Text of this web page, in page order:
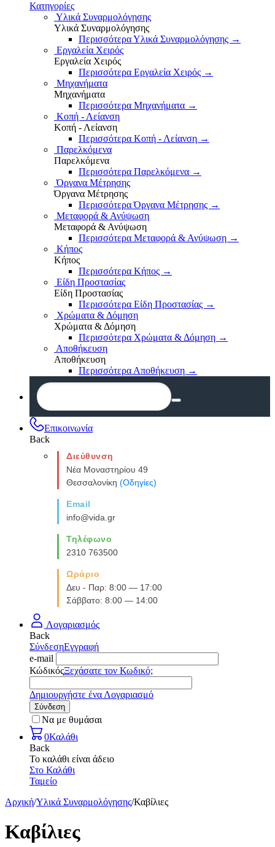
Κατηγορίες
Υλικά Συναρμολόγησης
Υλικά Συναρμολόγησης
Περισσότερα Υλικά Συναρμολόγησης →
Εργαλεία Χειρός
Εργαλεία Χειρός
Περισσότερα Εργαλεία Χειρός →
Μηχανήματα
Μηχανήματα
Περισσότερα Μηχανήματα →
Κοπή - Λείανση
Κοπή - Λείανση
Περισσότερα Κοπή - Λείανση →
Παρελκόμενα
Παρελκόμενα
Περισσότερα Παρελκόμενα →
Όργανα Μέτρησης
Όργανα Μέτρησης
Περισσότερα Όργανα Μέτρησης →
Μεταφορά & Ανύψωση
Μεταφορά & Ανύψωση
Περισσότερα Μεταφορά & Ανύψωση →
Κήπος
Κήπος
Περισσότερα Κήπος →
Είδη Προστασίας
Είδη Προστασίας
Περισσότερα Είδη Προστασίας →
Χρώματα & Δόμηση
Χρώματα & Δόμηση
Περισσότερα Χρώματα & Δόμηση →
Αποθήκευση
Αποθήκευση
Περισσότερα Αποθήκευση →
Επικοινωνία
Back
Διεύθυνση
Νέα Μοναστηρίου 49
Θεσσαλονίκη (Οδηγίες)
Email
info@vida.gr
Τηλέφωνο
2310 763500
Ωράριο
Δευ - Παρ: 8:00 — 17:00
Σάββατο: 8:00 — 14:00
Λογαριασμός
Back
ΣύνδεσηΕγγραφή
e-mail
ΚώδικόςΞεχάσατε τον Κωδικό;
Δημιουργήστε ένα Λογαριασμό
Σύνδεση
Να με θυμάσαι
0Καλάθι
Back
Το καλάθι είναι άδειο
Στο Καλάθι
Ταμείο
Αρχική/Υλικά Συναρμολόγησης/Καβίλιες
Καβίλιες